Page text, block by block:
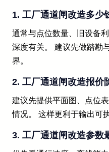
1. 工厂通道闸改造多少
通常与点位数量、旧设备
深度有关。 建议先做踏勘
界。
2. 工厂通道闸改造报价
建议先提供平面图、点位
情况。 这样更利于输出可
3. 工厂通道闸改造参数